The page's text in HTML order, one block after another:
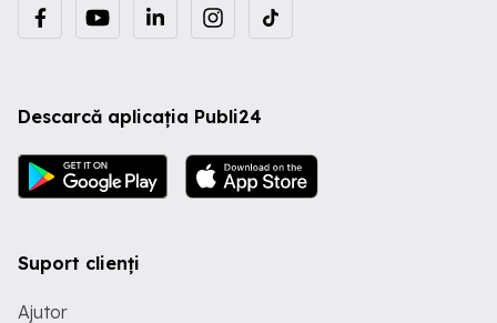
Descarcă aplicația Publi24
Suport clienți
Ajutor